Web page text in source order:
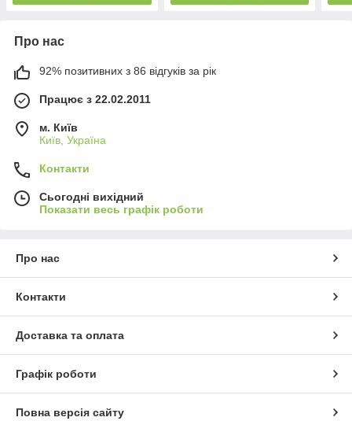
Про нас
92% позитивних з 86 відгуків за рік
Працює з 22.02.2011
м. Київ
Київ, Україна
Контакти
Сьогодні вихідний
Показати весь графік роботи
Про нас
Контакти
Доставка та оплата
Графік роботи
Повна версія сайту